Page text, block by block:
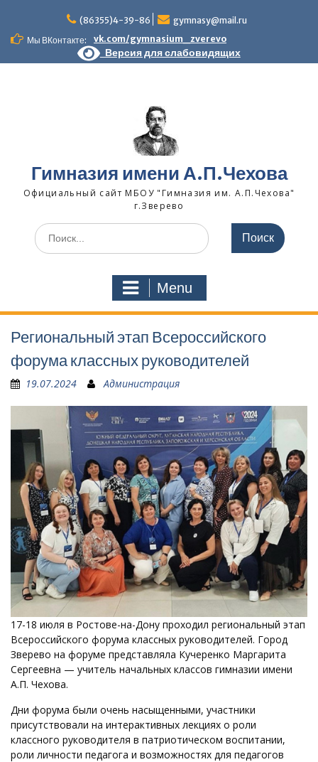
content
(86355)4-39-86
gymnasy@mail.ru
Мы ВКонтакте:
vk.com/gymnasium_zverevo
Версия для слабовидящих
Гимназия имени А.П.Чехова
Официальный сайт МБОУ "Гимназия им. А.П.Чехова"
г.Зверево
Search
for:
Menu
Региональный этап Всероссийского
форума классных руководителей
19.07.2024 Администрация
17-18 июля в Ростове-на-Дону проходил региональный этап
Всероссийского форума классных руководителей. Город
Зверево на форуме представляла Кучеренко Маргарита
Сергеевна — учитель начальных классов гимназии имени
А.П. Чехова.
Дни форума были очень насыщенными, участники
присутствовали на интерактивных лекциях о роли
классного руководителя в патриотическом воспитании,
роли личности педагога и возможностях для педагогов